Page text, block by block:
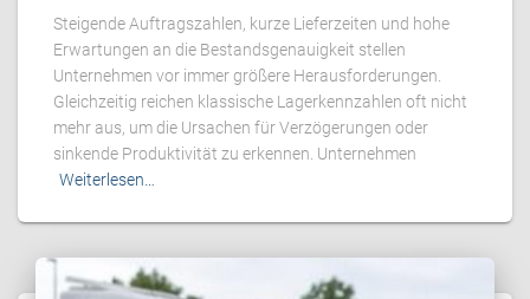
Steigende Auftragszahlen, kurze Lieferzeiten und hohe
Erwartungen an die Bestandsgenauigkeit stellen
Unternehmen vor immer größere Herausforderungen.
Gleichzeitig reichen klassische Lagerkennzahlen oft nicht
mehr aus, um die Ursachen für Verzögerungen oder
sinkende Produktivität zu erkennen. Unternehmen
Weiterlesen…